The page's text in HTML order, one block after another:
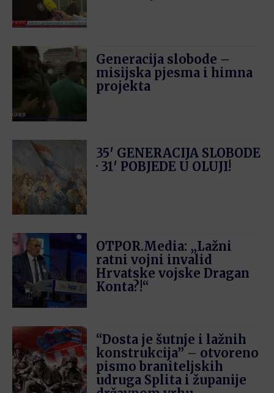
Generacija slobode –
misijska pjesma i himna
projekta
35′ GENERACIJA SLOBODE
· 31′ POBJEDE U OLUJI!
OTPOR.Media: „Lažni
ratni vojni invalid
Hrvatske vojske Dragan
Konta?!“
“Dosta je šutnje i lažnih
konstrukcija” – otvoreno
pismo braniteljskih
udruga Splita i županije